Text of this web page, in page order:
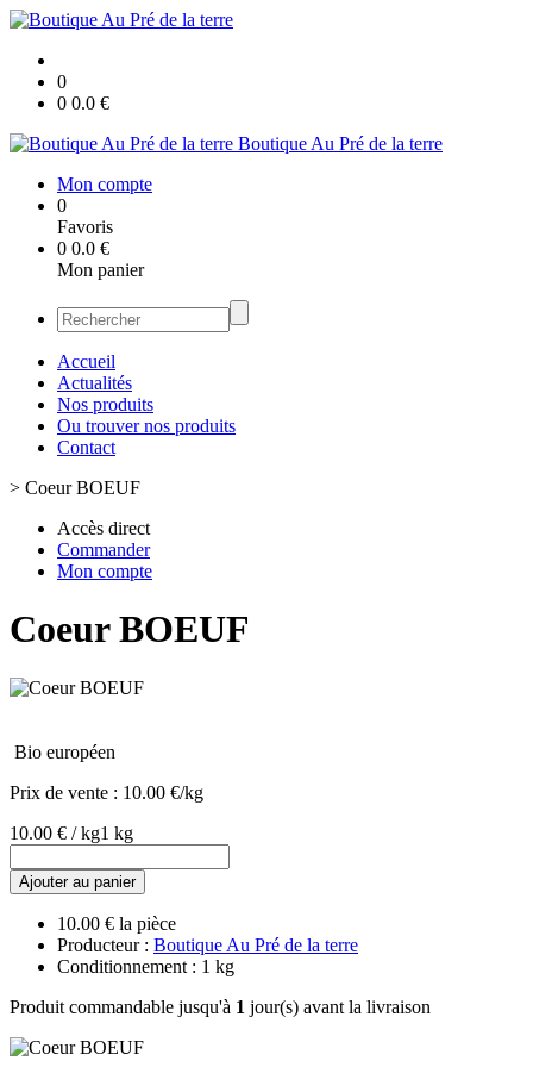
0
0 0.0 €
Boutique Au Pré de la terre
Mon compte
0
Favoris
0 0.0 €
Mon panier
Accueil
Actualités
Nos produits
Ou trouver nos produits
Contact
> Coeur BOEUF
Accès direct
Commander
Mon compte
Coeur BOEUF
Bio européen
Prix de vente : 10.00 €/kg
10.00 € / kg1 kg
Ajouter au panier
10.00 € la pièce
Producteur : Boutique Au Pré de la terre
Conditionnement : 1 kg
Produit commandable jusqu'à 1 jour(s) avant la livraison